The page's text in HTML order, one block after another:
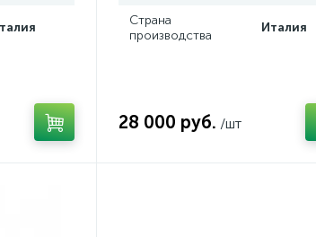
Страна
производства
Италия
28 000 руб. /шт